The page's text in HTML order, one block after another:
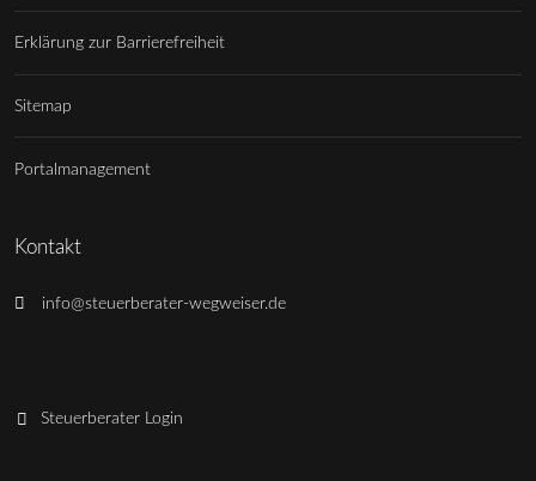
Erklärung zur Barrierefreiheit
Sitemap
Portalmanagement
Kontakt
info@steuerberater-wegweiser.de
Steuerberater Login